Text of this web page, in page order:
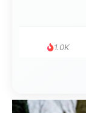
1.0K